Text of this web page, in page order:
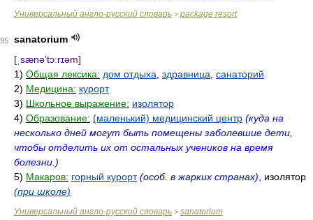
Универсальный англо-русский словарь > package resort
95
sanatorium
[ˌsænə'tɔːrɪəm]
1) Общая лексика: дом отдыха здравница санаторий
2) Медицина: курорт
3) Школьное выражение: изолятор
4) Образование: (маленький) медицинский центр (куда на
несколько дней могут быть помещены заболевшие дети,
чтобы отделить их от остальных учеников на время
болезни.)
5) Макаров: горный курорт (особ. в жарких странах) , изолятор
(при школе)
Универсальный англо-русский словарь > sanatorium